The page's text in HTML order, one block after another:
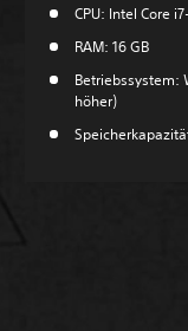
CPU: Intel Core
RAM: 16 GB
Betriebssystem:
höher)